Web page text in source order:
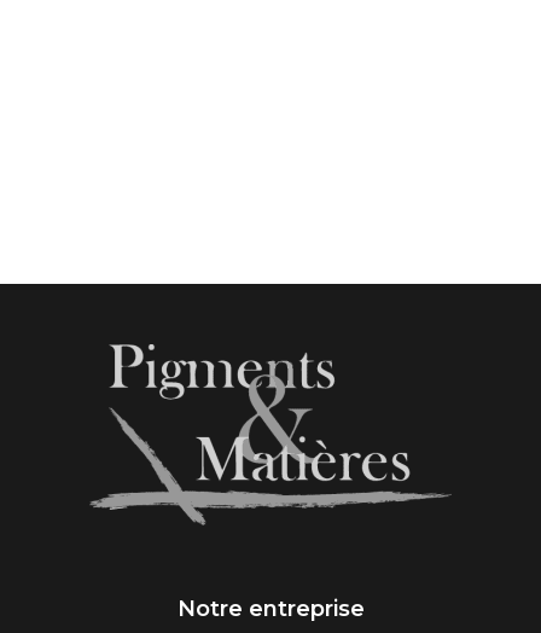
Notre entreprise